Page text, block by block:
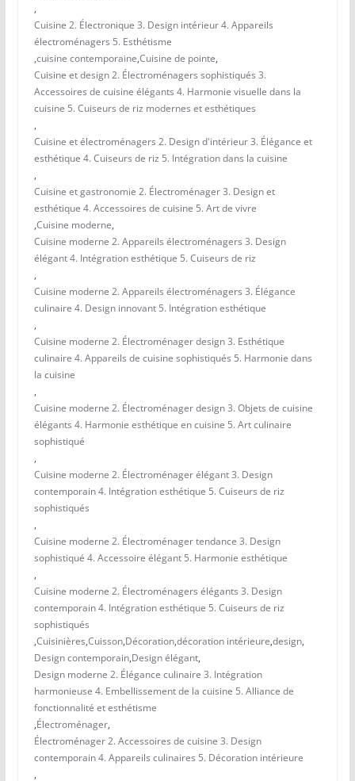
,
Cuisine 2. Électronique 3. Design intérieur 4. Appareils
électroménagers 5. Esthétisme
,cuisine contemporaine,Cuisine de pointe,
Cuisine et design 2. Électroménagers sophistiqués 3.
Accessoires de cuisine élégants 4. Harmonie visuelle dans la
cuisine 5. Cuiseurs de riz modernes et esthétiques
,
Cuisine et électroménagers 2. Design d'intérieur 3. Élégance et
esthétique 4. Cuiseurs de riz 5. Intégration dans la cuisine
,
Cuisine et gastronomie 2. Électroménager 3. Design et
esthétique 4. Accessoires de cuisine 5. Art de vivre
,Cuisine moderne,
Cuisine moderne 2. Appareils électroménagers 3. Design
élégant 4. Intégration esthétique 5. Cuiseurs de riz
,
Cuisine moderne 2. Appareils électroménagers 3. Élégance
culinaire 4. Design innovant 5. Intégration esthétique
,
Cuisine moderne 2. Électroménager design 3. Esthétique
culinaire 4. Appareils de cuisine sophistiqués 5. Harmonie dans
la cuisine
,
Cuisine moderne 2. Électroménager design 3. Objets de cuisine
élégants 4. Harmonie esthétique en cuisine 5. Art culinaire
sophistiqué
,
Cuisine moderne 2. Électroménager élégant 3. Design
contemporain 4. Intégration esthétique 5. Cuiseurs de riz
sophistiqués
,
Cuisine moderne 2. Électroménager tendance 3. Design
sophistiqué 4. Accessoire élégant 5. Harmonie esthétique
,
Cuisine moderne 2. Électroménagers élégants 3. Design
contemporain 4. Intégration esthétique 5. Cuiseurs de riz
sophistiqués
,Cuisinières,Cuisson,Décoration,décoration intérieure,design,
Design contemporain,Design élégant,
Design moderne 2. Élégance culinaire 3. Intégration
harmonieuse 4. Embellissement de la cuisine 5. Alliance de
fonctionnalité et esthétisme
,Électroménager,
Électroménager 2. Accessoires de cuisine 3. Design
contemporain 4. Appareils culinaires 5. Décoration intérieure
,